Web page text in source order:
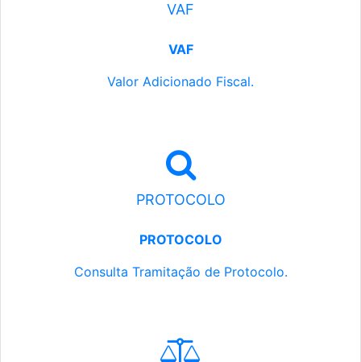
VAF
VAF
Valor Adicionado Fiscal.
PROTOCOLO
PROTOCOLO
Consulta Tramitação de Protocolo.